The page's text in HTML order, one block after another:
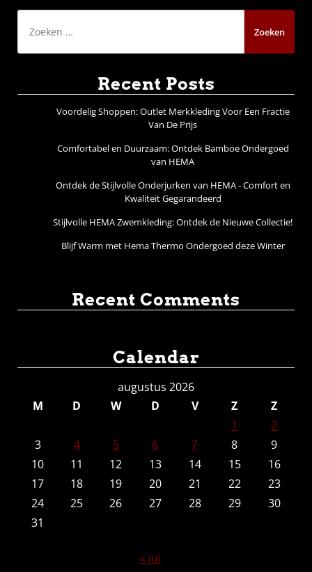
naar:
Recent Posts
Voordelig Shoppen: Outlet Merkkleding Voor Een Fractie
Van De Prijs
Comfortabel en Duurzaam: Ontdek Bamboe Ondergoed
van HEMA
Ontdek de Stijlvolle Onderjurken van HEMA - Comfort en
Kwaliteit Gegarandeerd
Stijlvolle HEMA Zwemkleding: Ontdek de Nieuwe Collectie!
Blijf Warm met Hema Thermo Ondergoed deze Winter
Recent Comments
Calendar
augustus 2026
M
D W D V Z
Z
1
2
3
4 5 6 7 8
9
10
11 12 13 14 15
16
17
18 19 20 21 22
23
24
25 26 27 28 29
30
31
« jul